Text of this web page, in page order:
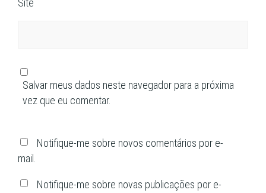
Site
Salvar meus dados neste navegador para a próxima
vez que eu comentar.
Notifique-me sobre novos comentários por e-
mail.
Notifique-me sobre novas publicações por e-